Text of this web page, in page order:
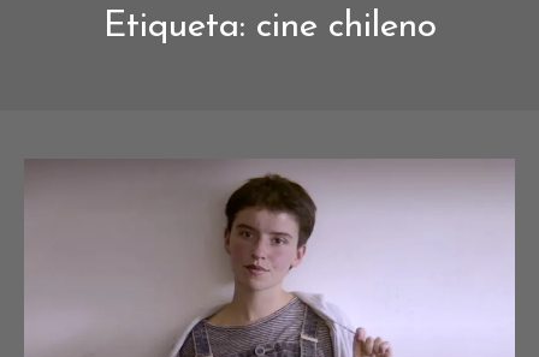
Etiqueta: cine chileno